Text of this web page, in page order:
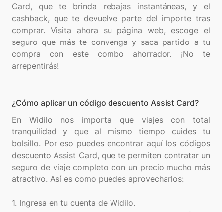
Card, que te brinda rebajas instantáneas, y el
cashback, que te devuelve parte del importe tras
comprar. Visita ahora su página web, escoge el
seguro que más te convenga y saca partido a tu
compra con este combo ahorrador. ¡No te
¿Cómo aplicar un código descuento Assist Card?
En Widilo nos importa que viajes con total
tranquilidad y que al mismo tiempo cuides tu
bolsillo. Por eso puedes encontrar aquí los códigos
descuento Assist Card, que te permiten contratar un
seguro de viaje completo con un precio mucho más
atractivo. Así es como puedes aprovecharlos:
1. Ingresa en tu cuenta de Widilo.